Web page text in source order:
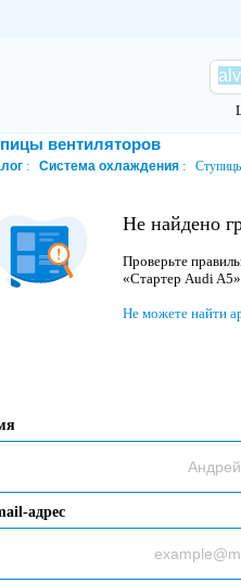
вентиляторов
Система охлаждения
Не найдено
Проверьте
«Стартер Audi
Не можете найти
адрес